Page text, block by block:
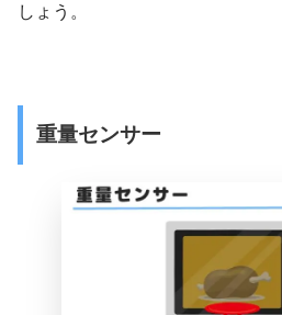
しょう。
重量センサー